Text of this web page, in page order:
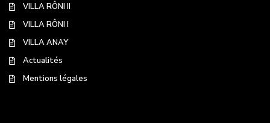
VILLA RÔNI II
VILLA RÔNI I
VILLA ANAY
Actualités
Mentions légales